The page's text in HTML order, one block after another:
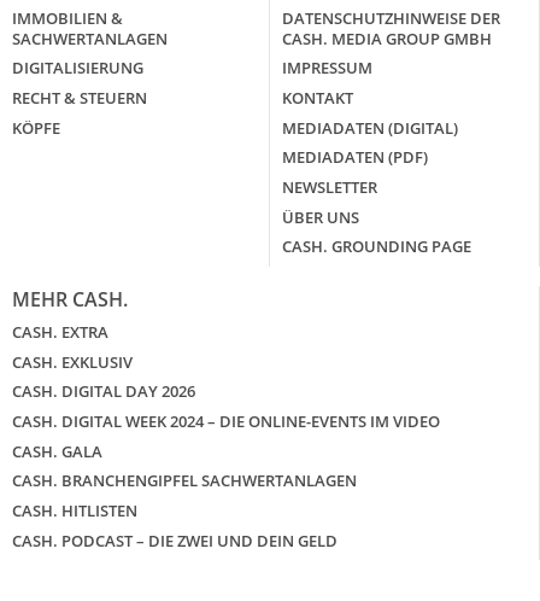
IMMOBILIEN &
SACHWERTANLAGEN
DIGITALISIERUNG
RECHT & STEUERN
KÖPFE
DATENSCHUTZHINWEISE DER
CASH. MEDIA GROUP GMBH
IMPRESSUM
KONTAKT
MEDIADATEN (DIGITAL)
MEDIADATEN (PDF)
NEWSLETTER
ÜBER UNS
CASH. GROUNDING PAGE
MEHR CASH.
CASH. EXTRA
CASH. EXKLUSIV
CASH. DIGITAL DAY 2026
CASH. DIGITAL WEEK 2024 – DIE ONLINE-EVENTS IM VIDEO
CASH. GALA
CASH. BRANCHENGIPFEL SACHWERTANLAGEN
CASH. HITLISTEN
CASH. PODCAST – DIE ZWEI UND DEIN GELD